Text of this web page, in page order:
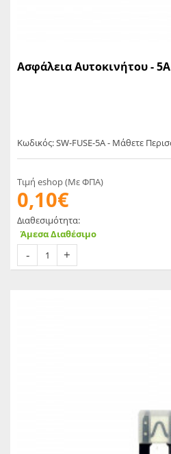
Ασφάλεια Αυτοκινήτου - 5A
Κωδικός: SW-FUSE-5A - Μάθετε
Τιμή eshop (Με ΦΠΑ)
0,10€
Διαθεσιμότητα:
Άμεσα Διαθέσιμο